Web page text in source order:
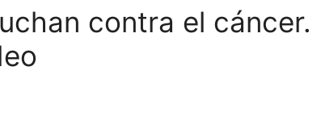
contra el cáncer.